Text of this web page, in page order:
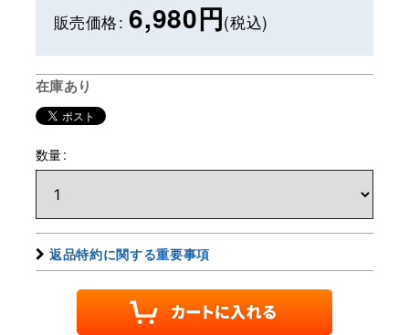
販売価格: 6,980円(税込)
在庫あり
数量:
返品特約に関する重要事項